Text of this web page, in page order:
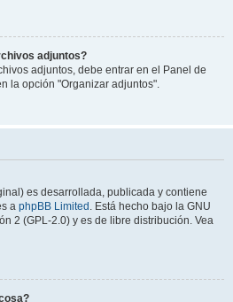
adjuntos?
adjuntos, debe entrar en el Panel de
la opción "Organizar adjuntos".
es desarrollada, publicada y contiene
a phpBB Limited . Está hecho bajo la GNU
2 (GPL-2.0) y es de libre distribución. Vea